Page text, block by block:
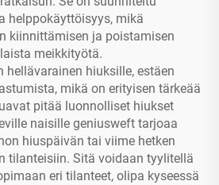
helppokäyttöisyys, mikä
kiinnittämisen ja poistamisen
meikkityötä.
hellävarainen hiuksille, estäen
mikä on erityisen tärkeää
pitää luonnolliset hiukset
naisille geniusweft tarjoaa
hiuspäivän tai viime hetken
tilanteisiin. Sitä voidaan tyylitellä
eri tilanteet, olipa kyseessä